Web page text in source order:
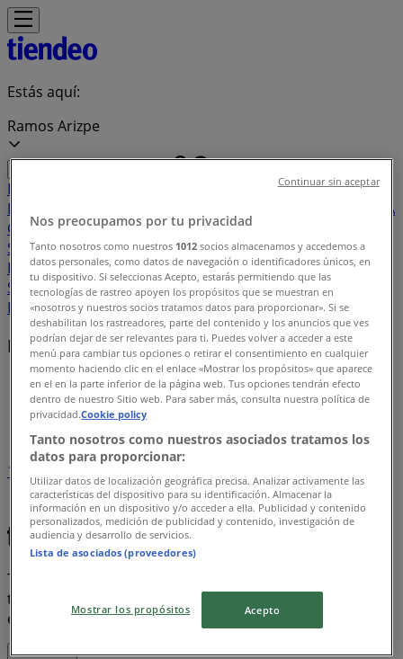
Estás aquí:
Ramos Arizpe
Destacados
Departamentales
El Regreso A
Clases HogarFarmacias y
SaludElectrónicaFerreteríasSalud y
BellezaRestaurantesAutosBancos y
ServiciosDeporteLibrerías y PapeleríasOcioNiños
EntretenimientoÓpticas
Marcas locales
Tiendeo en Ramos Arizpe»
Índice marcas
1
iphone
Coca Cola Misoprostol
Tiendeo forma parte de Shopfully, la empresa
tecnológica que está reinventando las compras locales
en todo el mundo.
Nos preocupamos por tu privacidad
Tanto nosotros como nuestros 1012 socios almacenamos y accedemos a
datos personales, como datos de navegación o identificadores únicos, en
tu dispositivo. Si seleccionas Acepto, estarás permitiendo que las
tecnologías de rastreo apoyen los propósitos que se muestran en
«nosotros y nuestros socios tratamos datos para proporcionar». Si se
deshabilitan los rastreadores, parte del contenido y los anuncios que ves
podrían dejar de ser relevantes para ti. Puedes volver a acceder a este
menú para cambiar tus opciones o retirar el consentimiento en cualquier
momento haciendo clic en el enlace «Mostrar los propósitos» que aparece
en el en la parte inferior de la página web. Tus opciones tendrán efecto
dentro de nuestro Sitio web. Para saber más, consulta nuestra política de
privacidad.Cookie policy
Tanto nosotros como nuestros asociados tratamos los
datos para proporcionar:
Utilizar datos de localización geográfica precisa. Analizar activamente las
características del dispositivo para su identificación. Almacenar la
información en un dispositivo y/o acceder a ella. Publicidad y contenido
personalizados, medición de publicidad y contenido, investigación de
audiencia y desarrollo de servicios.
Lista de asociados (proveedores)
Mostrar los propósitos Acepto
Continuar sin aceptar